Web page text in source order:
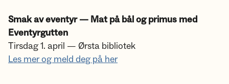
Smak av eventyr — Mat på bål og primus med
Eventyrgutten
Tirsdag 1. april — Ørsta bibliotek
Les mer og meld deg på her